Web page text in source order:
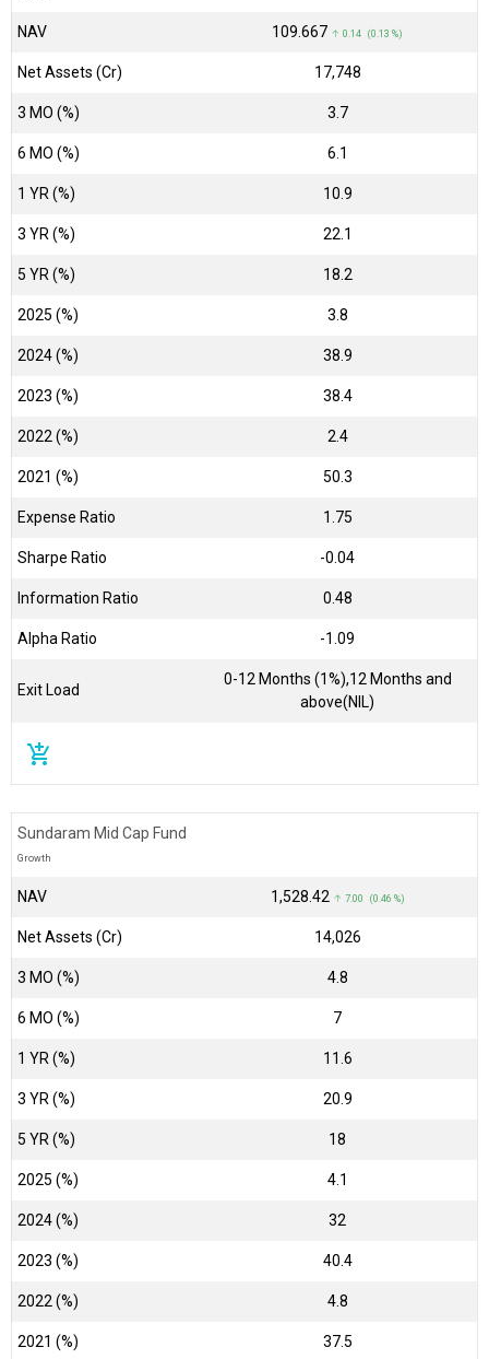
NAV ₹109.667 ↑ 0.14 (0.13 %)
Net Assets (Cr) ₹17,748
3 MO (%) 3.7
6 MO (%) 6.1
1 YR (%) 10.9
3 YR (%) 22.1
5 YR (%) 18.2
2025 (%) 3.8
2024 (%) 38.9
2023 (%) 38.4
2022 (%) 2.4
2021 (%) 50.3
Expense Ratio 1.75
Sharpe Ratio -0.04
Information Ratio 0.48
Alpha Ratio -1.09
Exit Load
0-12 Months (1%),12 Months and
above(NIL)
add_shopping_cart
Sundaram Mid Cap Fund
Growth
NAV ₹1,528.42 ↑ 7.00 (0.46 %)
Net Assets (Cr) ₹14,026
3 MO (%) 4.8
6 MO (%) 7
1 YR (%) 11.6
3 YR (%) 20.9
5 YR (%) 18
2025 (%) 4.1
2024 (%) 32
2023 (%) 40.4
2022 (%) 4.8
2021 (%) 37.5